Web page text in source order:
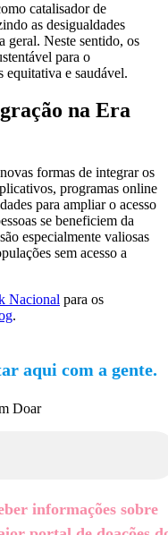
catalisador de
as desigualdades
geral. Neste sentido, os
para o
equitativa e saudável.
na Era
formas de integrar os
programas online
para ampliar o acesso
se beneficiem da
especialmente valiosas
sem acesso a
Nacional para os
.
aqui com a gente.
informações sobre